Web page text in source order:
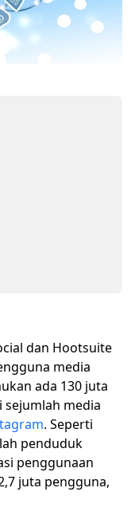
dan Hootsuite
media
ada 130 juta
sejumlah media
. Seperti
penduduk
penggunaan
juta pengguna,